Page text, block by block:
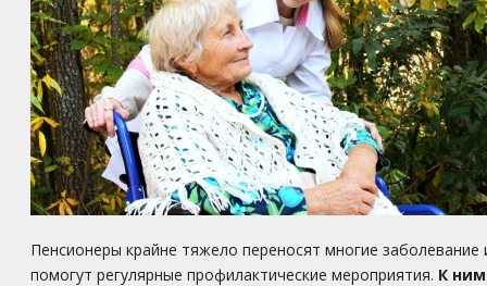
Пенсионеры крайне тяжело переносят многие
помогут регулярные профилактические мероприятия. К